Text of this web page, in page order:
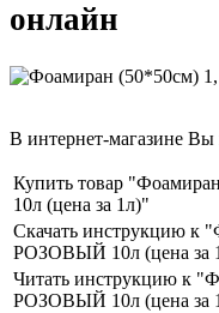
онлайн
В интернет-магазине Вы
Купить товар
10л (цена за 1л)"
Скачать инструкцию к
РОЗОВЫЙ 10л (цена за
Читать инструкцию к
РОЗОВЫЙ 10л (цена за